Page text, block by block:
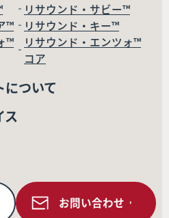
リサウンド・サビー™
™
リサウンド・キー™
™
リサウンド・エンツォ™
コア
について
ス
お問い合わせ